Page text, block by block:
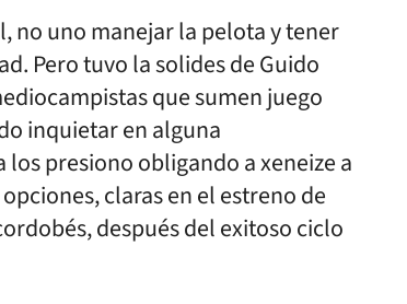
no uno manejar la pelota y tener
Pero tuvo la solides de Guido
que sumen juego
inquietar en alguna
presiono obligando a xeneize a
claras en el estreno de
después del exitoso ciclo